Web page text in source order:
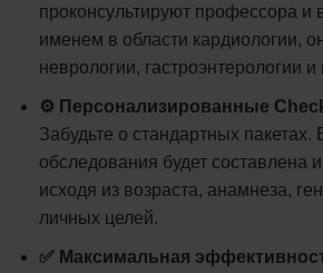
проконсультируют профессора и
именем в области кардиологии,
неврологии, гастроэнтерологии и
⚙️ Персонализированные
Забудьте о стандартных
обследования будет составлена
исходя из возраста, анамнеза,
личных целей.
✅ Максимальная